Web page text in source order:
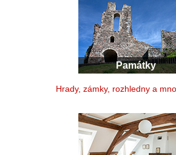
Památky
Hrady, zámky, rozhledny a